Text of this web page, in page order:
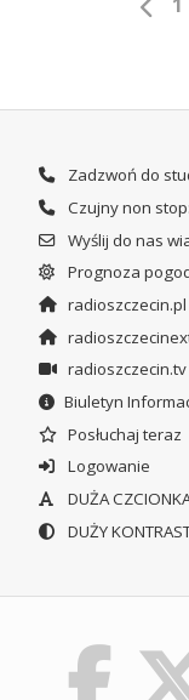
Zadzwoń do
Czujny non
Wyślij do nas
Prognoza
radioszczecin.pl
radioszczecin.tv
Biuletyn
Posłuchaj teraz
Logowanie
DUŻA
DUŻY